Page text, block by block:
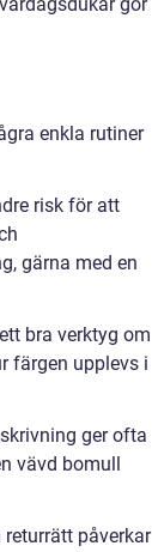
gör
enkla rutiner
risk för att
gärna med en
bra verktyg om
färgen upplevs i
ger ofta
vävd bomull
påverkar